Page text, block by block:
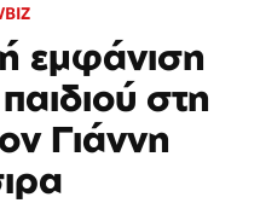
εμφάνιση
στη
Γιάννη